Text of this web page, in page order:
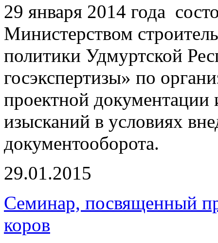
29 января 2014 года
Министерством
политики Удмуртской
госэкспертизы» по
проектной документации
изысканий в условиях
документооборота.
29.01.2015
Семинар, посвященный
коров